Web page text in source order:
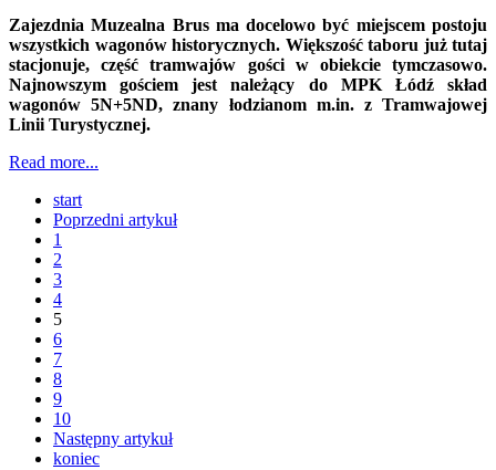
Zajezdnia Muzealna Brus ma docelowo być miejscem postoju
wszystkich wagonów historycznych. Większość taboru już tutaj
stacjonuje, część tramwajów gości w obiekcie tymczasowo.
Najnowszym gościem jest należący do MPK Łódź skład
wagonów 5N+5ND, znany łodzianom m.in. z Tramwajowej
Linii Turystycznej.
Read more...
start
Poprzedni artykuł
1
2
3
4
5
6
7
8
9
10
Następny artykuł
koniec